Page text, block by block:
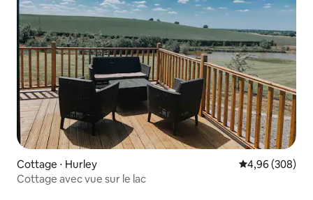
Cottage ⋅ Hurley Évaluation
4,96 (308)
Cottage avec vue sur le lac